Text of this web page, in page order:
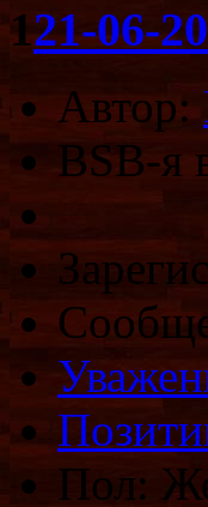
121-06-
Автор:
BSB-
Пол: